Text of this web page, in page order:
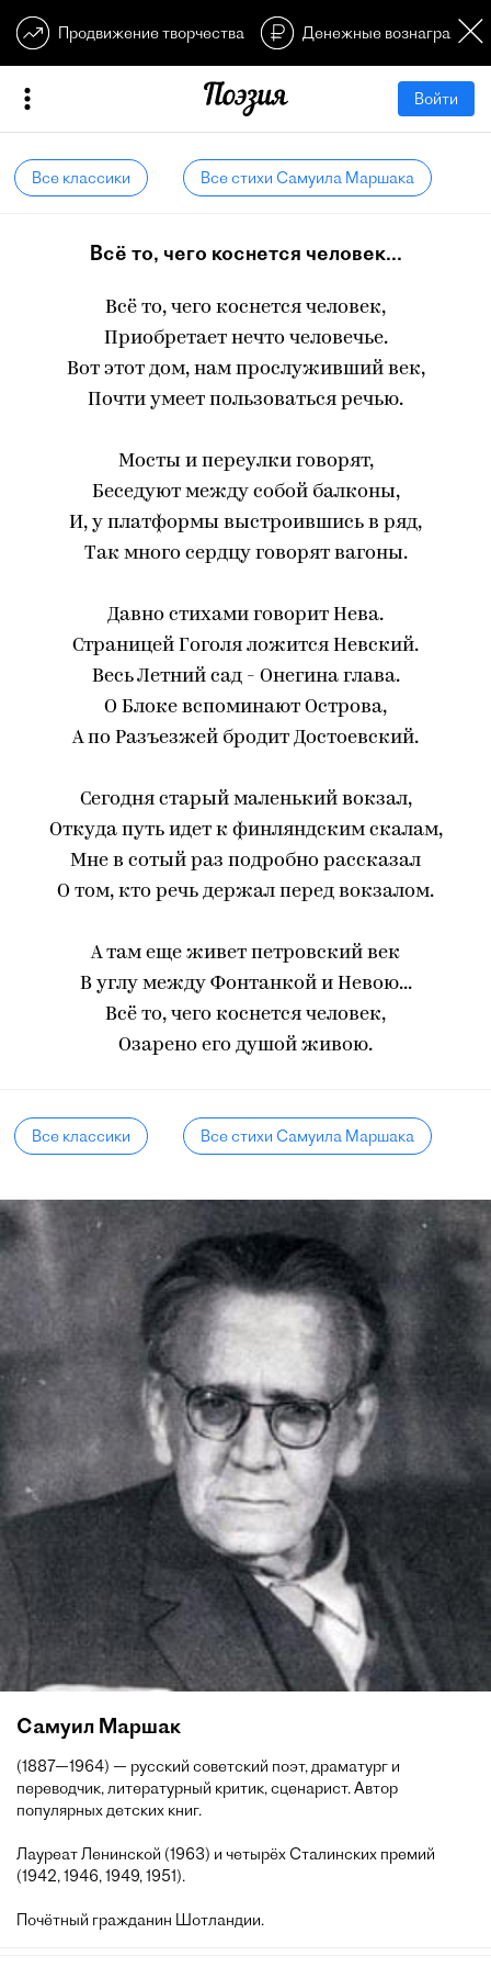
Продвижение творчества Денежные
Войти
Все классики Все стихи Самуила Маршака
Всё то, чего коснется человек...
Всё то, чего коснется человек,
Приобретает нечто человечье.
Вот этот дом, нам прослуживший век,
Почти умеет пользоваться речью.
Мосты и переулки говорят,
Беседуют между собой балконы,
И, у платформы выстроившись в ряд,
Так много сердцу говорят вагоны.
Давно стихами говорит Нева.
Страницей Гоголя ложится Невский.
Весь Летний сад - Онегина глава.
О Блоке вспоминают Острова,
А по Разъезжей бродит Достоевский.
Сегодня старый маленький вокзал,
Откуда путь идет к финляндским скалам,
Мне в сотый раз подробно рассказал
О том, кто речь держал перед вокзалом.
А там еще живет петровский век
В углу между Фонтанкой и Невою...
Всё то, чего коснется человек,
Озарено его душой живою.
Все классики Все стихи Самуила Маршака
Самуил Маршак
(1887—1964) — русский советский поэт, драматург и
переводчик, литературный критик, сценарист. Автор
популярных детских книг.
Лауреат Ленинской (1963) и четырёх Сталинских премий
(1942, 1946, 1949, 1951).
Почётный гражданин Шотландии.